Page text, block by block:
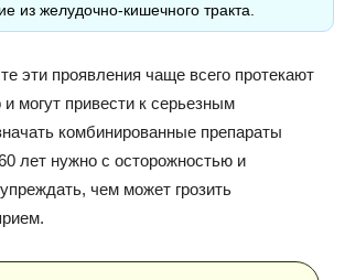
из желудочно-кишечного тракта.
эти проявления чаще всего протекают
и могут привести к серьезным
комбинированные препараты
лет нужно с осторожностью и
чем может грозить